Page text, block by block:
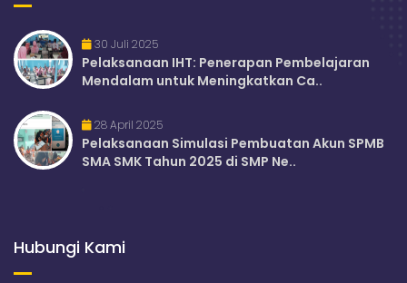
30 Juli 2025
Pelaksanaan IHT: Penerapan Pembelajaran
Mendalam untuk Meningkatkan Ca..
28 April 2025
Pelaksanaan Simulasi Pembuatan Akun SPMB
SMA SMK Tahun 2025 di SMP Ne..
Hubungi Kami